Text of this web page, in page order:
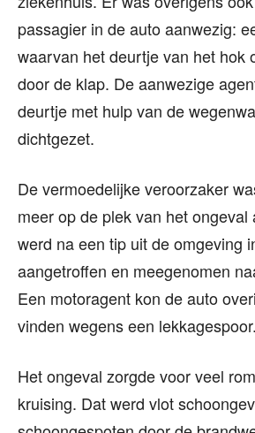
passagier in de auto aanwezig:
waarvan het deurtje van het hok
door de klap. De aanwezige
deurtje met hulp van de
dichtgezet.
De vermoedelijke veroorzaker
meer op de plek van het ongeval
werd na een tip uit de omgeving
aangetroffen en meegenomen
Een motoragent kon de auto
vinden wegens een lekkagespoor.
Het ongeval zorgde voor veel
kruising. Dat werd vlot